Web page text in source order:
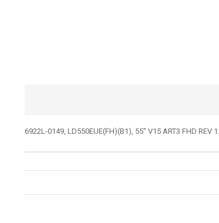
6922L-0149, LD550EUE(FH)(B1), 55'' V15 ART3 FHD REV